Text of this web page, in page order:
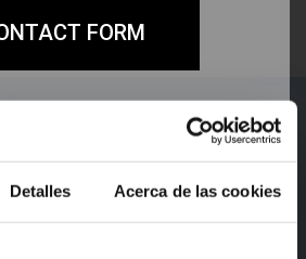
Detalles Acerca de las cookies
FORM